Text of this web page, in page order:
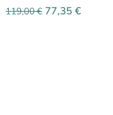
119,00€ 77,35 €